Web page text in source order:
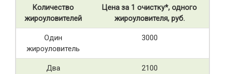
Количество
жироуловителей
Цена за 1 очистку*, одного
жироуловителя, руб.
Один
жироуловитель
3000
Два
2100